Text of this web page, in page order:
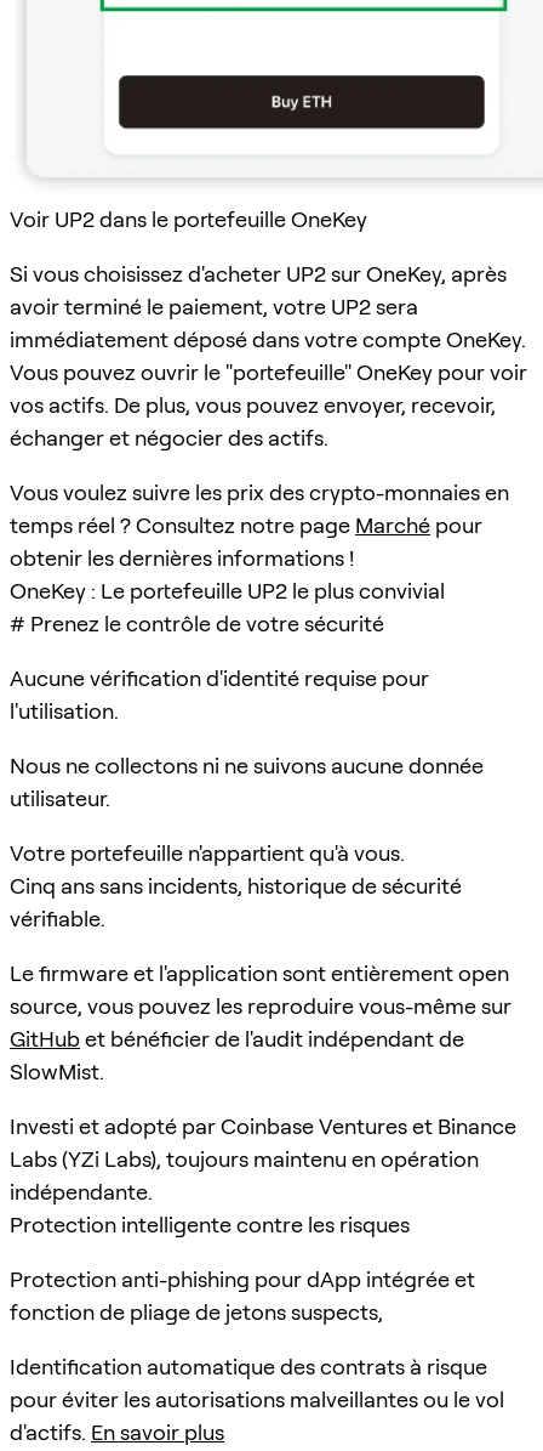
Voir UP2 dans le portefeuille OneKey
Si vous choisissez d'acheter UP2 sur OneKey, après
avoir terminé le paiement, votre UP2 sera
immédiatement déposé dans votre compte OneKey.
Vous pouvez ouvrir le "portefeuille" OneKey pour voir
vos actifs. De plus, vous pouvez envoyer, recevoir,
échanger et négocier des actifs.
Vous voulez suivre les prix des crypto-monnaies en
temps réel ? Consultez notre page Marché pour
obtenir les dernières informations !
OneKey : Le portefeuille UP2 le plus convivial
# Prenez le contrôle de votre sécurité
Aucune vérification d'identité requise pour
l'utilisation.
Nous ne collectons ni ne suivons aucune donnée
utilisateur.
Votre portefeuille n'appartient qu'à vous.
Cinq ans sans incidents, historique de sécurité
vérifiable.
Le firmware et l'application sont entièrement open
source, vous pouvez les reproduire vous-même sur
GitHubet bénéficier de l'audit indépendant de
SlowMist.
Investi et adopté par Coinbase Ventures et Binance
Labs (YZi Labs), toujours maintenu en opération
indépendante.
Protection intelligente contre les risques
Protection anti-phishing pour dApp intégrée et
fonction de pliage de jetons suspects,
Identification automatique des contrats à risque
pour éviter les autorisations malveillantes ou le vol
d'actifs. En savoir plus